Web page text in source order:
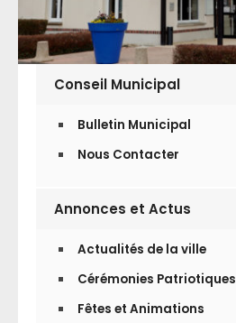
Conseil Municipal
Bulletin Municipal
Nous Contacter
Annonces et Actus
Actualités de la ville
Cérémonies Patriotiques
Fêtes et Animations